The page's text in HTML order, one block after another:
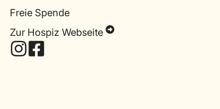
Freie Spende
Zur Hospiz Webseite